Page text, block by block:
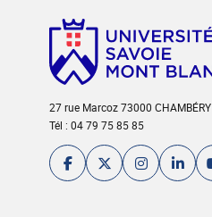
27 rue Marcoz 73000 CHAMBÉRY
Tél : 04 79 75 85 85